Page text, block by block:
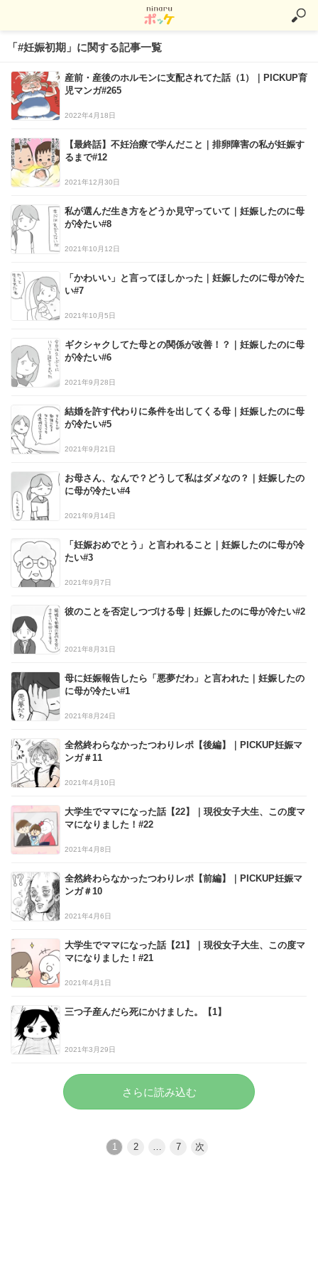
「#妊娠初期」に関する記事一覧
産前・産後のホルモンに支配されてた話（1）｜PICKUP育
児マンガ#265
2022年4月18日
【最終話】不妊治療で学んだこと｜排卵障害の私が妊娠す
るまで#12
2021年12月30日
私が選んだ生き方をどうか見守っていて｜妊娠したのに母
が冷たい#8
2021年10月12日
「かわいい」と言ってほしかった｜妊娠したのに母が冷た
い#7
2021年10月5日
ギクシャクしてた母との関係が改善！？｜妊娠したのに母
が冷たい#6
2021年9月28日
結婚を許す代わりに条件を出してくる母｜妊娠したのに母
が冷たい#5
2021年9月21日
お母さん、なんで？どうして私はダメなの？｜妊娠したの
に母が冷たい#4
2021年9月14日
「妊娠おめでとう」と言われること｜妊娠したのに母が冷
たい#3
2021年9月7日
彼のことを否定しつづける母｜妊娠したのに母が冷たい#2
2021年8月31日
母に妊娠報告したら「悪夢だわ」と言われた｜妊娠したの
に母が冷たい#1
2021年8月24日
全然終わらなかったつわりレポ【後編】｜PICKUP妊娠マ
ンガ＃11
2021年4月10日
大学生でママになった話【22】｜現役女子大生、この度マ
マになりました！#22
2021年4月8日
全然終わらなかったつわりレポ【前編】｜PICKUP妊娠マ
ンガ＃10
2021年4月6日
大学生でママになった話【21】｜現役女子大生、この度マ
マになりました！#21
2021年4月1日
三つ子産んだら死にかけました。【1】
2021年3月29日
さらに読み込む
1 2 … 7 次